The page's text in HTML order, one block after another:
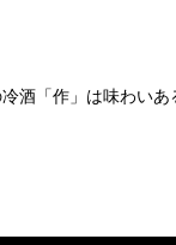
酒「作」は味わいあ